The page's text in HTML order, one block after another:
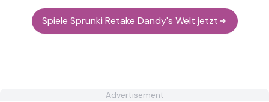
Spiele Sprunki Retake Dandy's Welt jetzt
Advertisement